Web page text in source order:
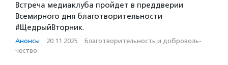
Встреча медиаклуба пройдет в преддверии
Всемирного дня благотворительности
#ЩедрыйВторник.
Анонсы · 20.11.2025 · Благотвори­тель­ность и доброволь­
чест­во